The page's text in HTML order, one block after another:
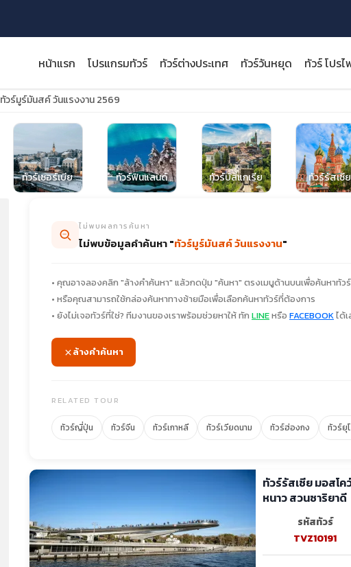
หน้าแรก โปรแกรมทัวร์ ทัวร์ต่างประเทศ ทัวร์วันหยุด ทัวร์ โปร
close
ทัวร์มูร์มันสค์ วันแรงงาน 2569
ทัวร์เซอร์เบีย ทัวร์ฟินแลนด์ ทัวร์บัลแกเรีย ทัวร์รัสเซีย
ไม่พบผลการค้นหา
ไม่พบข้อมูลคำค้นหา "ทัวร์มูร์มันสค์ วันแรงงาน"
• คุณอาจลองคลิก "ล้างคำค้นหา" แล้วกดปุ่ม "ค้นหา" ตรงเมนูด้านบนเพื่อค้นหาทัว
• หรือคุณสามารถใช้กล่องค้นหาทางซ้ายมือเพื่อเลือกค้นหาทัวร์ที่ต้องการ
• ยังไม่เจอทัวร์ที่ใช่? ทีมงานของเราพร้อมช่วยหาให้ ทัก LINEหรือ FACEBOOKได้
ล้างคำค้นหา
RELATED TOUR
ทัวร์ญี่ปุ่น ทัวร์จีน ทัวร์เกาหลี ทัวร์เวียดนาม ทัวร์ฮ่องกง ทัวร์ยุ
ทัวร์รัสเซีย มอสโค
หนาว สวนซาริยาดี
รหัสทัวร์
TVZ10191